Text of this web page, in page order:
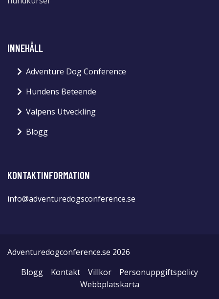
INNEHÅLL
Adventure Dog Conference
Hundens Beteende
Valpens Utveckling
Blogg
KONTAKTINFORMATION
info@adventuredogsconference.se
Adventuredogconference.se 2026
Blogg
Kontakt Villkor
Personuppgiftspolicy
Webbplatskarta